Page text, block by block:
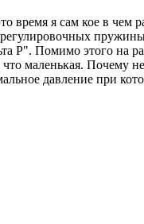
время я сам кое в чем
регулировочных
Р". Помимо этого на
маленькая. Почему
давление при